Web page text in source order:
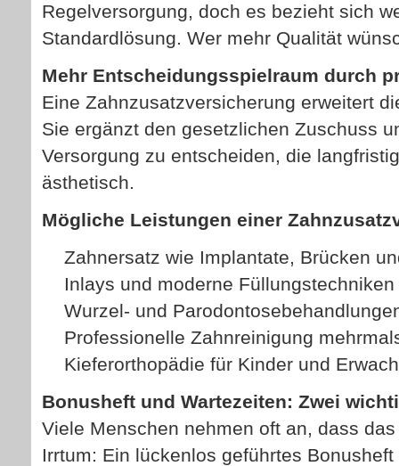
Regelversorgung, doch es bezieht sich
Standardlösung. Wer mehr Qualität
Mehr Entscheidungsspielraum durch
Eine Zahn­zu­satz­ver­si­che­rung erweitert
Sie ergänzt den gesetzlichen Zuschuss
Versorgung zu entscheiden, die
ästhetisch.
Mögliche Leistungen einer
Zahnersatz wie Implantate, Brücken
Inlays und moderne Füllungstechniken
Wurzel- und
Professionelle Zahnreinigung
Kieferorthopädie für Kinder und
Bonusheft und Wartezeiten: Zwei
Viele Menschen nehmen oft an, dass
Irrtum: Ein lückenlos geführtes